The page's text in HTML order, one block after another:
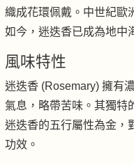
織成花環佩戴。中世紀歐
如今，迷迭香已成為地中
風味特性
迷迭香 (Rosemary) 擁有
氣息，略帶苦味。其獨特
迷迭香的五行屬性為金，
功效。